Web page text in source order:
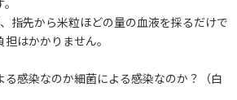
指先から米粒ほどの量の血液を採るだけで
はかかりません。
感染なのか細菌による感染なのか？（白